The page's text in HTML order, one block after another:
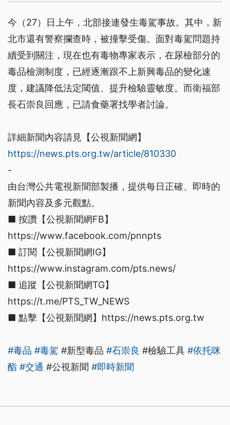
今（27）日上午，北部接連發生毒駕事故。其中，新
北市還有警察攔查時，被撞擊受傷。面對毒駕問題持
續受到關注，現在也有毒物專家表示，在尿檢部分的
毒品檢測制度，已經逐漸跟不上新興毒品的變化速
度，建議降低法定閾值、提升檢驗靈敏度。而衛福部
長石崇良回應，已請食藥署找學者討論。
詳細新聞內容請見【公視新聞網】
https://news.pts.org.tw/article/810330
-
由台灣公共電視新聞部製播，提供每日正確、即時的
新聞內容及多元觀點。
■ 按讚【公視新聞網FB】
https://www.facebook.com/pnnpts
■ 訂閱【公視新聞網IG】
https://www.instagram.com/pts.news/
■ 追蹤【公視新聞網TG】
https://t.me/PTS_TW_NEWS
■ 點擊【公視新聞網】https://news.pts.org.tw
#毒品 #毒駕 #新型毒品 #石崇良 #檢驗工具 #依托咪
酯 #交通 #公視新聞 #即時新聞